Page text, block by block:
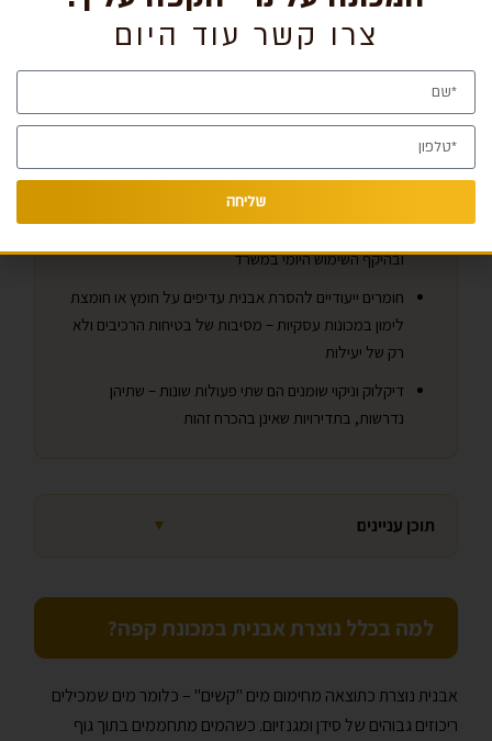
זמן קריאה: 5 דקות
טעם וצריכת חשמל – גם לפני שהמכונה מראה סימני
תדירות הדיקלוק הנכונה תלויה בקשיות המים באזורכם
ובהיקף השימוש היומי במשרד
חומרים ייעודיים להסרת אבנית עדיפים על חומץ או חומצת
לימון במכונות עסקיות – מסיבות של בטיחות הרכיבים ולא
רק של יעילות
דיקלוק וניקוי שומנים הם שתי פעולות שונות – שתיהן
נדרשות, בתדירויות שאינן בהכרח זהות
תוכן עניינים ▼
למה בכלל נוצרת אבנית במכונת קפה?
אבנית נוצרת כתוצאה מחימום מים "קשים" – כלומר מים שמכילים
ריכוזים גבוהים של סידן ומגנזיום. כשהמים מתחממים בתוך גוף
צרו קשר עוד היום
שליחה